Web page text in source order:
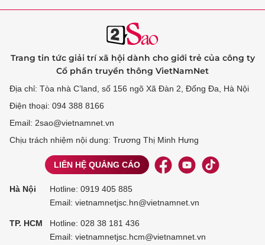
Trang tin tức giải trí xã hội dành cho giới trẻ của công ty
Cổ phần truyền thông VietNamNet
Địa chỉ: Tòa nhà C’land, số 156 ngõ Xã Đàn 2, Đống Đa, Hà Nội
Điện thoại: 094 388 8166
Email: 2sao@vietnamnet.vn
Chịu trách nhiệm nội dung: Trương Thị Minh Hưng
LIÊN HỆ QUẢNG CÁO
Hà Nội Hotline: 0919 405 885
Email: vietnamnetjsc.hn@vietnamnet.vn
TP. HCM Hotline: 028 38 181 436
Email: vietnamnetjsc.hcm@vietnamnet.vn